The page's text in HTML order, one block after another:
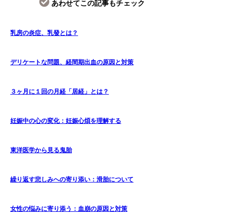
あわせてこの記事もチェック
乳房の炎症、乳發とは？
デリケートな問題、経間期出血の原因と対策
３ヶ月に１回の月経「居経」とは？
妊娠中の心の変化：妊娠心煩を理解する
東洋医学から見る鬼胎
繰り返す悲しみへの寄り添い：滑胎について
女性の悩みに寄り添う：血崩の原因と対策